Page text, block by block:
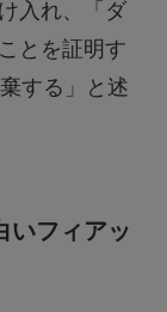
入れ、「ダ
とを証明す
する」と述
いフィアッ